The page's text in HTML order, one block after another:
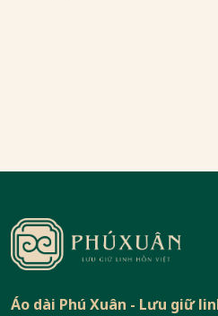
Áo dài Phú Xuân - Lưu giữ